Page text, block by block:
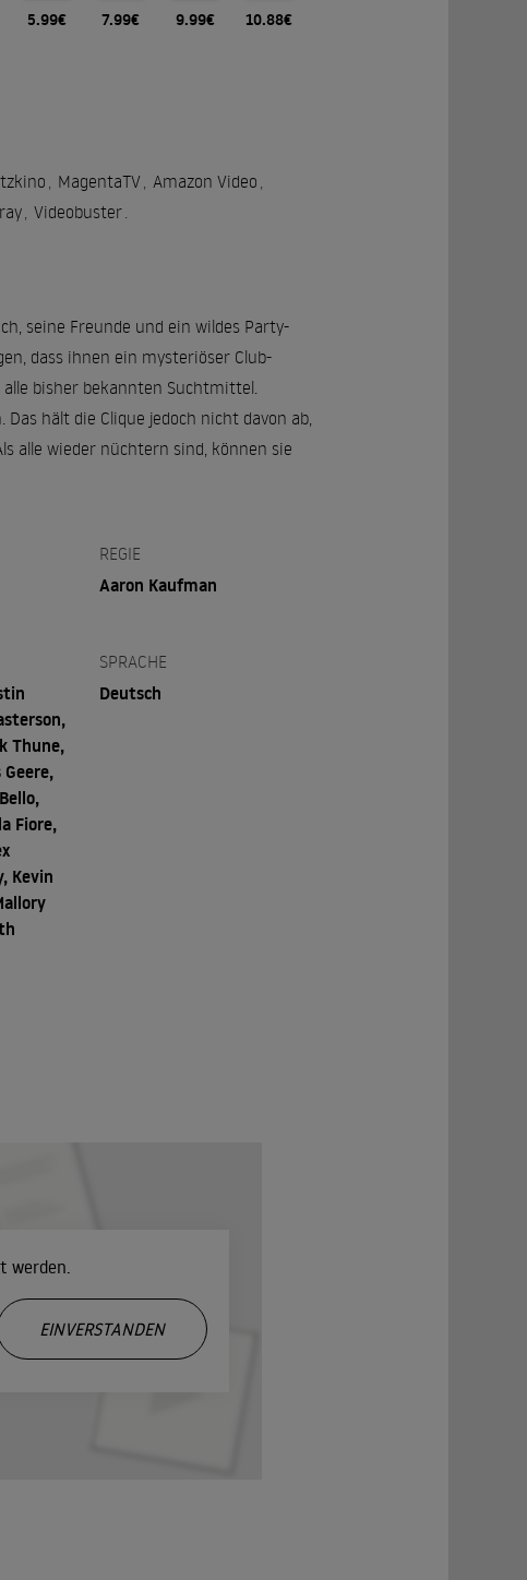
5.99€ 7.99€ 9.99€ 10.88€
, MagentaTV, Amazon Video ,
, Videobuster.
seine Freunde und ein wildes Party-
dass ihnen ein mysteriöser Club-
alle bisher bekannten Suchtmittel.
hält die Clique jedoch nicht davon ab,
alle wieder nüchtern sind, können sie
REGIE
Aaron Kaufman
Thune,
Fiore,
Kevin
SPRACHE
Deutsch
werden.
EINVERSTANDEN